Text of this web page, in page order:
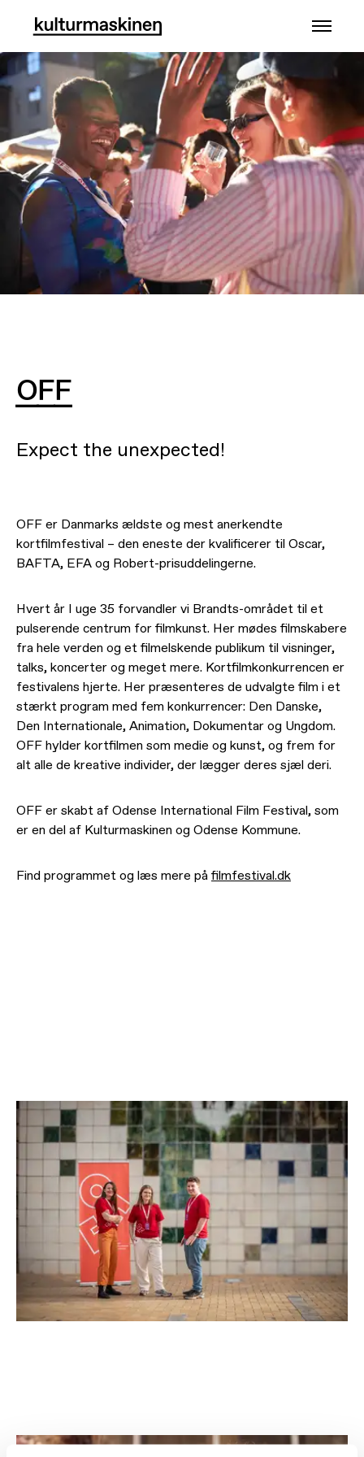
OFF - Odense International Film Festival
OFF
Expect the unexpected!
OFF er Danmarks ældste og mest anerkendte
kortfilmfestival – den eneste der kvalificerer til Oscar,
BAFTA, EFA og Robert-prisuddelingerne.
Hvert år I uge 35 forvandler vi Brandts-området til et
pulserende centrum for filmkunst. Her mødes filmskabere
fra hele verden og et filmelskende publikum til visninger,
talks, koncerter og meget mere. Kortfilmkonkurrencen er
festivalens hjerte. Her præsenteres de udvalgte film i et
stærkt program med fem konkurrencer: Den Danske,
Den Internationale, Animation, Dokumentar og Ungdom.
OFF hylder kortfilmen som medie og kunst, og frem for
alt alle de kreative individer, der lægger deres sjæl deri.
OFF er skabt af Odense International Film Festival, som
er en del af Kulturmaskinen og Odense Kommune.
Find programmet og læs mere påfilmfestival.dk